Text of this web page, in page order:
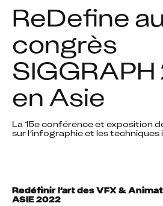
ReDefine
congrès
en Asie
La 15e conférence et exposition
sur l’infographie et les
Redéfinir l’art des VFX &
ASIE 2022